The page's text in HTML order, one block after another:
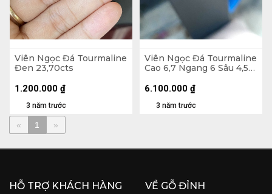
Viên Ngọc Đá Tourmaline
Đen 23,70cts
3 năm trước
1.200.000 ₫
Viên Ngọc Đá Tourmaline
Cao 6,7 Ngang 6 Sâu 4,5
3 năm trước
6.100.000 ₫
« 1 »
HỖ TRỢ KHÁCH HÀNG VỀ GỖ ĐỈNH